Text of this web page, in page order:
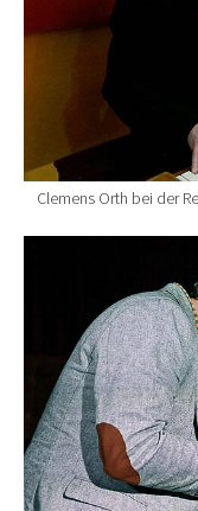
Clemens Orth bei der